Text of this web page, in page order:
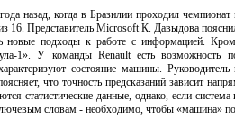
назад, когда в Бразилии проходил
16. Представитель Microsoft К. Давыдова
новые подходы к работе с информацией.
1». У команды Renault есть возможность
состояние машины. Руководитель
что точность предсказаний зависит
статистические данные, однако, если система
словам - необходимо, чтобы «машина»